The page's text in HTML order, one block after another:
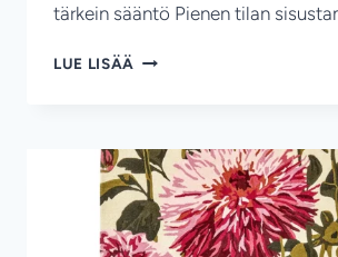
tärkein sääntö Pienen tilan
LUE LISÄÄ PIENEN
OIKEAN
KOKOISET
KALUSTEET
RATKAISEVAT